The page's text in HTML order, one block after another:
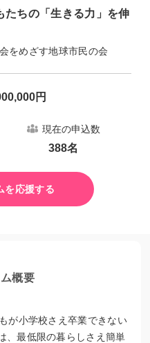
たちの「生きる力」を伸
をめざす地球市民の会
円
現在の申込数
388名
を応援する
概要
が小学校さえ卒業できない
、最低限の暮らしさえ簡単